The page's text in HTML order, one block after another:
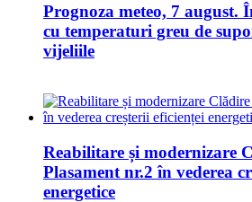
Prognoza meteo, 7 august.
cu temperaturi greu de
vijeliile
Reabilitare și modernizare
Plasament nr.2 în vederea
energetice